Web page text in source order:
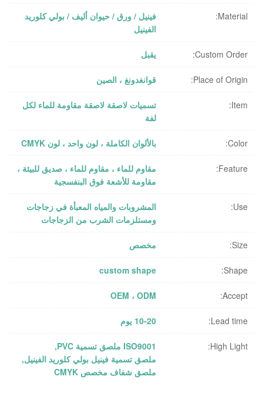
Material:
فينيل / ورق / حيوان أليف / بولي كلوريد
الفينيل
Custom Order: يقبل
Place of Origin: قوانغدونغ ، الصين
Item:
تسميات لاصقة لاصقة مقاومة للماء لكل
لفة
Color: بالألوان الكاملة ، لون واحد ، لون CMYK
Feature:
مقاوم للماء ، مقاوم للماء ، صديق للبيئة ،
مقاومة للأشعة فوق البنفسجية
Use:
المشروبات والمياه المعبأة في زجاجات
ومستلزمات الشرب من الزجاجات
Size: مخصص
Shape:
custom shape
Accept: OEM ، ODM
Lead time: 10-20 يوم
High Light: ISO9001 ملصق تسمية PVC
,
ملصق تسمية فينيل بولي كلوريد الفينيل,
ملصق شفاف مخصص CMYK